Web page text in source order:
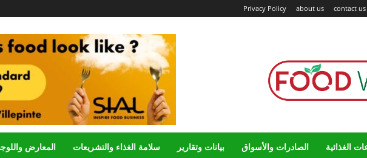
Privacy Policy about us contact us
الغذائية الصادرات والأسواق بيانات وتقارير سلامة الغذاء والتشريعات المعارض